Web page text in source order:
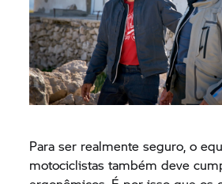
Para ser realmente seguro, o
motociclistas também deve